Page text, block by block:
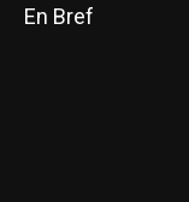
En Bref